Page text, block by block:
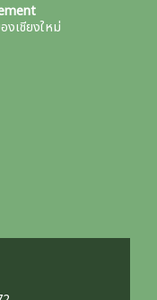
เชียงใหม่